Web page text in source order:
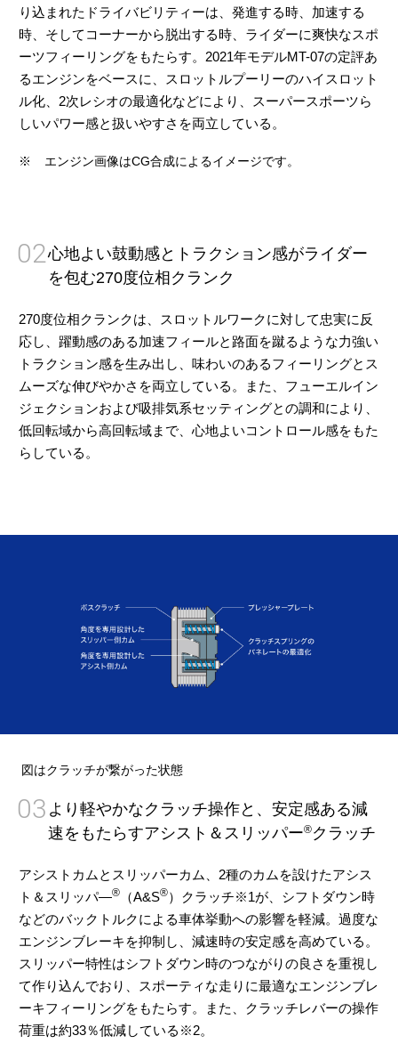
り込まれたドライバビリティーは、発進する時、加速する
時、そしてコーナーから脱出する時、ライダーに爽快なスポ
ーツフィーリングをもたらす。2021年モデルMT-07の定評あ
るエンジンをベースに、スロットルプーリーのハイスロット
ル化、2次レシオの最適化などにより、スーパースポーツら
しいパワー感と扱いやすさを両立している。
※ エンジン画像はCG合成によるイメージです。
02心地よい鼓動感とトラクション感がライダー
を包む270度位相クランク
270度位相クランクは、スロットルワークに対して忠実に反
応し、躍動感のある加速フィールと路面を蹴るような力強い
トラクション感を生み出し、味わいのあるフィーリングとス
ムーズな伸びやかさを両立している。また、フューエルイン
ジェクションおよび吸排気系セッティングとの調和により、
低回転域から高回転域まで、心地よいコントロール感をもた
らしている。
図はクラッチが繋がった状態
03 より軽やかなクラッチ操作と、安定感ある減
速をもたらすアシスト＆スリッパー®クラッチ
アシストカムとスリッパーカム、2種のカムを設けたアシス
ト＆スリッパ―® （A&S®）クラッチ※1が、シフトダウン時
などのバックトルクによる車体挙動への影響を軽減。過度な
エンジンブレーキを抑制し、減速時の安定感を高めている。
スリッパー特性はシフトダウン時のつながりの良さを重視し
て作り込んでおり、スポーティな走りに最適なエンジンブレ
ーキフィーリングをもたらす。また、クラッチレバーの操作
荷重は約33％低減している※2。